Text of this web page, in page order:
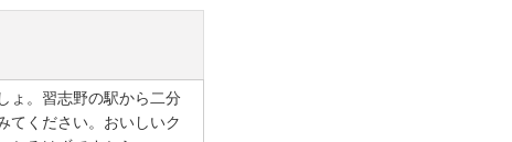
ょ。習志野の駅から二分
てください。おいしいク